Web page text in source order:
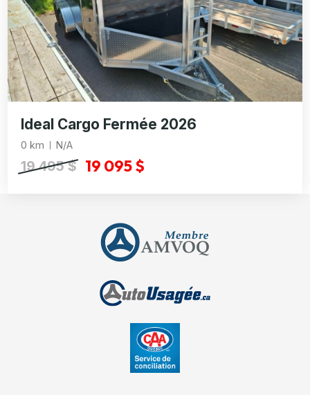
Ideal Cargo Fermée 2026
0 km N/A
19 495 $ 19 095 $